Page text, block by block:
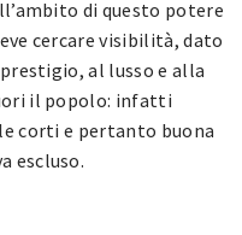
di questo potere
cercare visibilità, dato
al lusso e alla
il popolo: infatti
corti e pertanto buona
escluso.